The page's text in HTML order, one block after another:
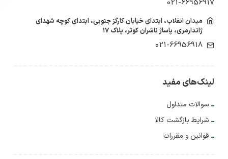
021-66956917
میدان انقلاب، ابتدای خیابان کارگز جنوبی، ابتدای کوچه شهدای
ژاندارمری، پاساژ ناشران کوثر، پلاک ۱۷
021-66956918
لینک‌های مفید
سوالات متداول
شرایط بازگشت کالا
قوانین و مقررات